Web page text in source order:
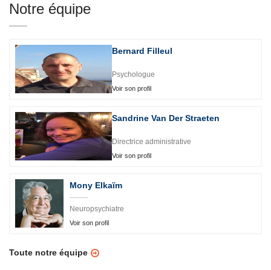
Notre équipe
Bernard Filleul
Psychologue
Voir son profil
Sandrine Van Der Straeten
Directrice administrative
Voir son profil
Mony Elkaïm
Neuropsychiatre
Voir son profil
Toute notre équipe